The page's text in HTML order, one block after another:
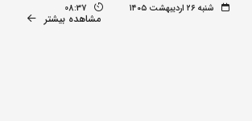
شنبه ۲۶ اردیبهشت ۱۴۰۵ 08:37
مشاهده بیشتر